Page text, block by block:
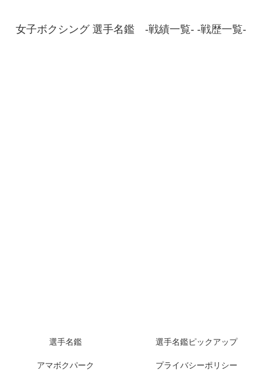
女子ボクシング 選手名鑑 -戦績一覧- -戦歴一覧-
選手名鑑 選手名鑑ピックアップ
アマボクパーク プライバシーポリシー